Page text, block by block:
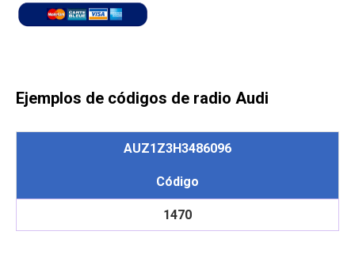
Ejemplos de códigos de radio Audi
AUZ1Z3H3486096
Código
1470